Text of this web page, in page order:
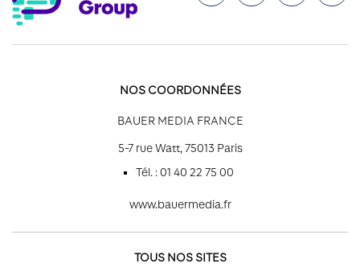
NOS COORDONNÉES
BAUER MEDIA FRANCE
5-7 rue Watt, 75013 Paris
Tél. : 01 40 22 75 00
www.bauermedia.fr
TOUS NOS SITES